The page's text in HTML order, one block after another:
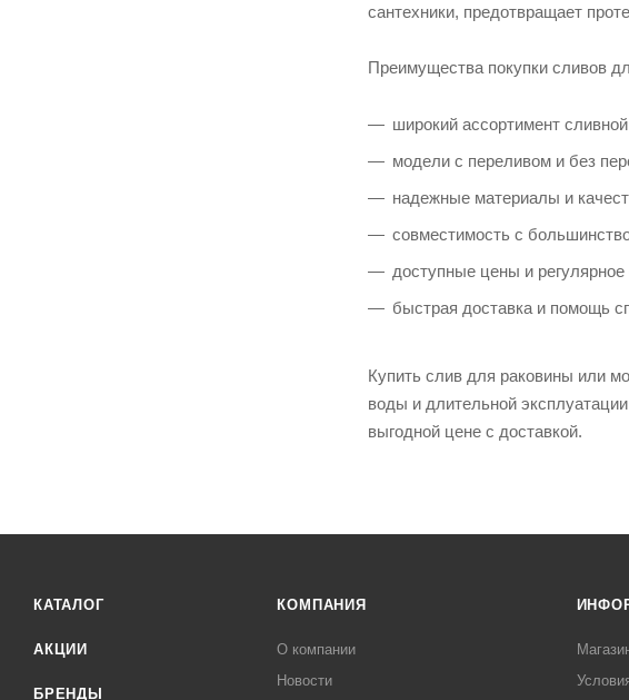
сантехники, предотвращает
Преимущества покупки сливов
широкий ассортимент
модели с переливом и без
надежные материалы и
совместимость с
доступные цены и
быстрая доставка и помощь
Купить слив для раковины или
воды и длительной
выгодной цене с доставкой.
КАТАЛОГ
АКЦИИ
БРЕНДЫ
КОМПАНИЯ
О компании
Новости